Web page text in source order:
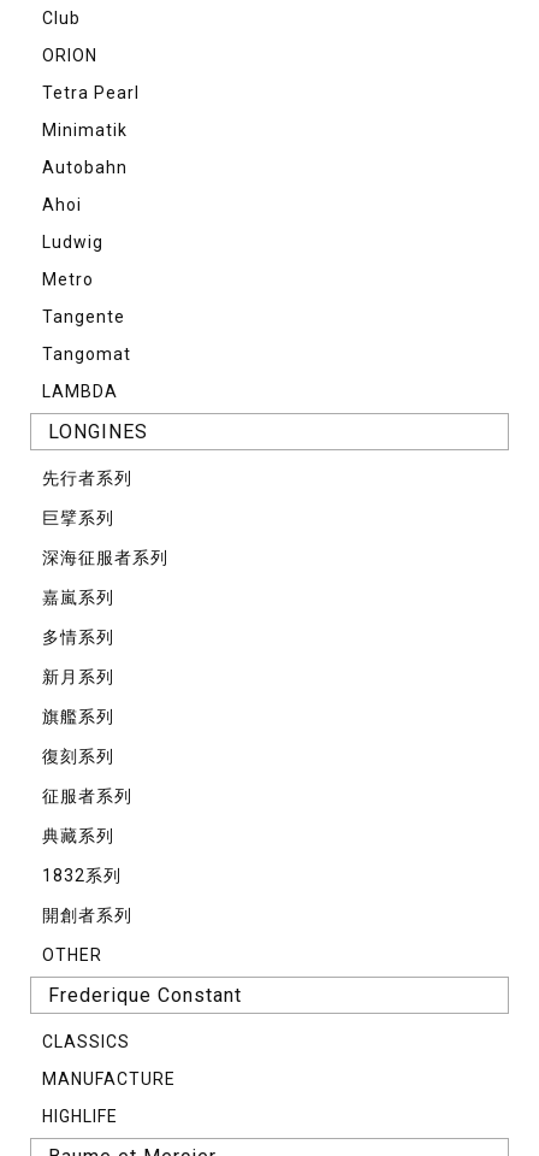
Club
ORION
Tetra Pearl
Minimatik
Autobahn
Ahoi
Ludwig
Metro
Tangente
Tangomat
LAMBDA
LONGINES
先⾏者系列
巨擘系列
深海征服者系列
嘉嵐系列
多情系列
新月系列
旗艦系列
復刻系列
征服者系列
典藏系列
1832系列
開創者系列
OTHER
Frederique Constant
CLASSICS
MANUFACTURE
HIGHLIFE